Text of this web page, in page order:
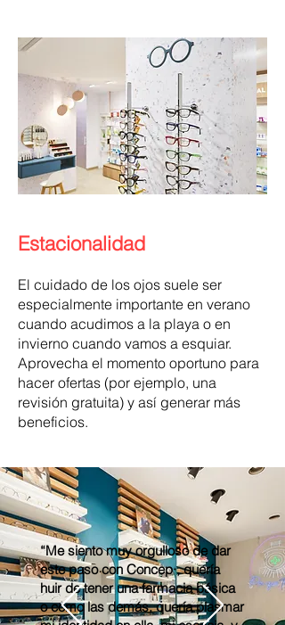
Estacionalidad
El cuidado de los ojos suele ser
especialmente importante en verano
cuando acudimos a la playa o en
invierno cuando vamos a esquiar.
Aprovecha el momento oportuno para
hacer ofertas (por ejemplo, una
revisión gratuita) y así generar más
beneficios.
“Me siento muy orgulloso de dar
este paso con Concep·, quería
huir de tener una farmacia básica
o como las demás, quería plasmar